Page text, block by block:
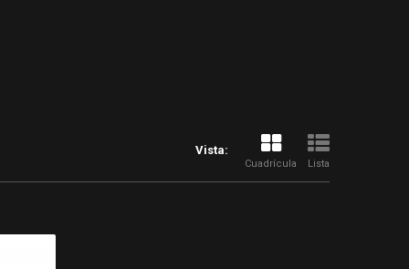
Vista:
Cuadrícula Lista